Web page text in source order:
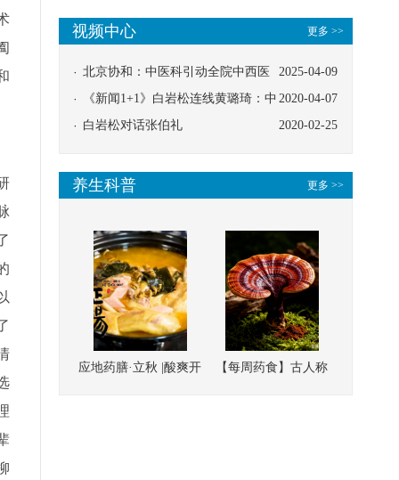
更多 >>
视频中心
2025-04-09
北京协和：中医科引动全院中西医
协同
2020-04-07
《新闻1+1》白岩松连线黄璐琦：中
医救治的临床效果
2020-02-25
白岩松对话张伯礼
更多 >>
养生科普
应地药膳·立秋 |酸爽开
【每周药食】古人称